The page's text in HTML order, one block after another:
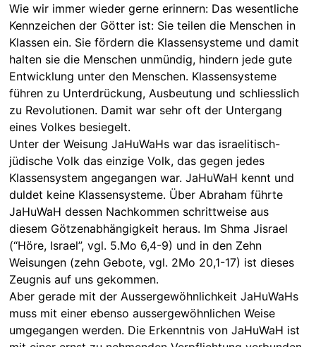
Wie wir immer wieder gerne erinnern: Das wesentliche
Kennzeichen der Götter ist: Sie teilen die Menschen in
Klassen ein. Sie fördern die Klassensysteme und damit
halten sie die Menschen unmündig, hindern jede gute
Entwicklung unter den Menschen. Klassensysteme
führen zu Unterdrückung, Ausbeutung und schliesslich
zu Revolutionen. Damit war sehr oft der Untergang
eines Volkes besiegelt.
Unter der Weisung JaHuWaHs war das israelitisch-
jüdische Volk das einzige Volk, das gegen jedes
Klassensystem angegangen war. JaHuWaH kennt und
duldet keine Klassensysteme. Über Abraham führte
JaHuWaH dessen Nachkommen schrittweise aus
diesem Götzenabhängigkeit heraus. Im Shma Jisrael
(“Höre, Israel”, vgl. 5.Mo 6,4-9) und in den Zehn
Weisungen (zehn Gebote, vgl. 2Mo 20,1-17) ist dieses
Zeugnis auf uns gekommen.
Aber gerade mit der Aussergewöhnlichkeit JaHuWaHs
muss mit einer ebenso aussergewöhnlichen Weise
umgegangen werden. Die Erkenntnis von JaHuWaH ist